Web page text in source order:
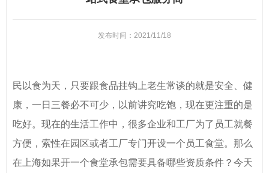
发布时间：2021/11/18
民以食为天，只要跟食品挂钩上老生常谈的就是安全、健
康，一日三餐必不可少，以前讲究吃饱，现在更注重的是
吃好。现在的生活工作中，很多企业和工厂为了员工就餐
方便，索性在园区或者工厂专门开设一个员工食堂。那么
在上海如果开一个食堂承包需要具备哪些资质条件？今天